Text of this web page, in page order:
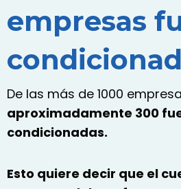
empresas
De las más de 1000
aproximadamente 300
condicionadas.
Esto quiere decir que el